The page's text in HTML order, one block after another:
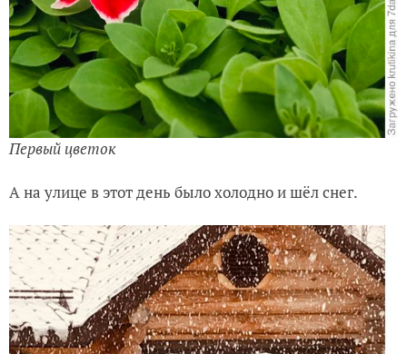
Первый цветок
А на улице в этот день было холодно и шёл снег.